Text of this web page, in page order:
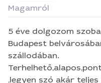
Magamról
5 éve dolgozom
Budapest
szállodában.
,legyen szó akár